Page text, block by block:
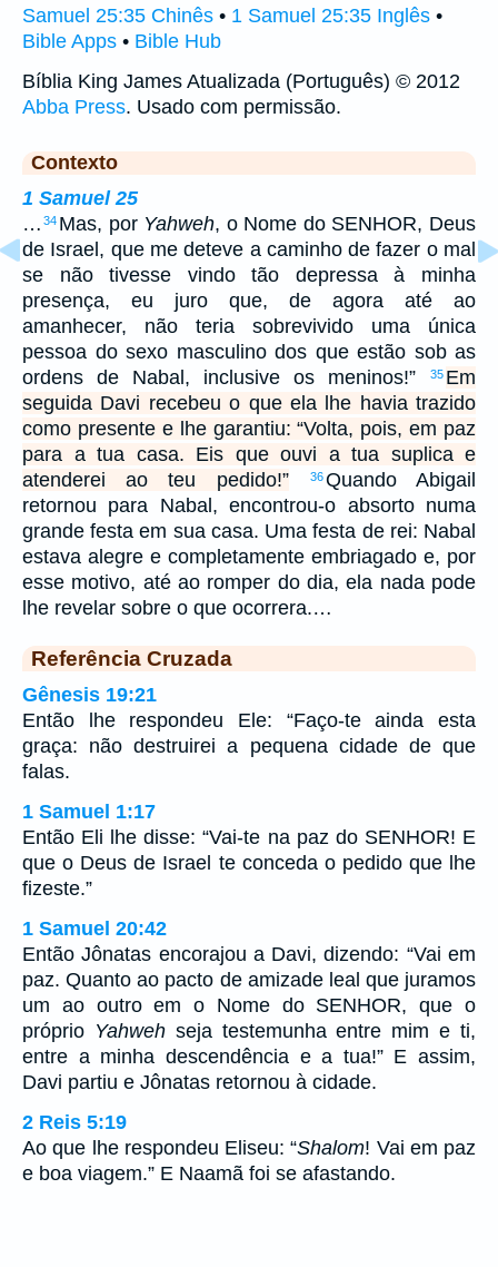
Samuel 25:35 Chinês • 1 Samuel 25:35 Inglês •
Bible Apps • Bible Hub
Bíblia King James Atualizada (Português) © 2012
Abba Press. Usado com permissão.
Contexto
1 Samuel 25
… 34 Mas, por Yahweh, o Nome do SENHOR, Deus
de Israel, que me deteve a caminho de fazer o mal
se não tivesse vindo tão depressa à minha
presença, eu juro que, de agora até ao
amanhecer, não teria sobrevivido uma única
pessoa do sexo masculino dos que estão sob as
ordens de Nabal, inclusive os meninos!”
35 Em
seguida Davi recebeu o que ela lhe havia trazido
como presente e lhe garantiu: “Volta, pois, em paz
para a tua casa. Eis que ouvi a tua suplica e
atenderei ao teu pedido!”
36Quando Abigail
retornou para Nabal, encontrou-o absorto numa
grande festa em sua casa. Uma festa de rei: Nabal
estava alegre e completamente embriagado e, por
esse motivo, até ao romper do dia, ela nada pode
lhe revelar sobre o que ocorrera.…
Referência Cruzada
Gênesis 19:21
Então lhe respondeu Ele: “Faço-te ainda esta
graça: não destruirei a pequena cidade de que
falas.
1 Samuel 1:17
Então Eli lhe disse: “Vai-te na paz do SENHOR! E
que o Deus de Israel te conceda o pedido que lhe
fizeste.”
1 Samuel 20:42
Então Jônatas encorajou a Davi, dizendo: “Vai em
paz. Quanto ao pacto de amizade leal que juramos
um ao outro em o Nome do SENHOR, que o
próprio Yahwehseja testemunha entre mim e ti,
entre a minha descendência e a tua!” E assim,
Davi partiu e Jônatas retornou à cidade.
2 Reis 5:19
Ao que lhe respondeu Eliseu: “Shalom! Vai em paz
e boa viagem.” E Naamã foi se afastando.